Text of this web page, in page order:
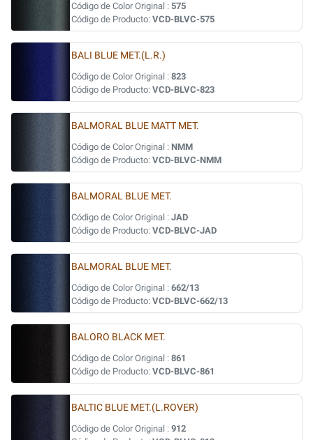
Código de Color Original : 575
Código de Producto: VCD-BLVC-575
BALI BLUE MET.(L.R.)
Código de Color Original : 823
Código de Producto: VCD-BLVC-823
BALMORAL BLUE MATT MET.
Código de Color Original : NMM
Código de Producto: VCD-BLVC-NMM
BALMORAL BLUE MET.
Código de Color Original : JAD
Código de Producto: VCD-BLVC-JAD
BALMORAL BLUE MET.
Código de Color Original : 662/13
Código de Producto: VCD-BLVC-662/13
BALORO BLACK MET.
Código de Color Original : 861
Código de Producto: VCD-BLVC-861
BALTIC BLUE MET.(L.ROVER)
Código de Color Original : 912